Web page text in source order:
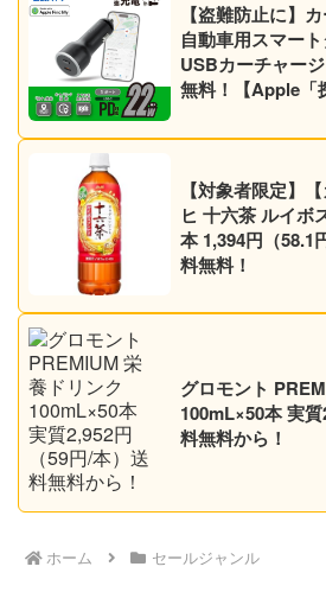
【盗難防止に】
自動車用スマー
USBカーチャー
無料！【Apple「
【対象者限定】
ヒ 十六茶 ルイボ
本 1,394円（58.1円/本）プライム会員送
料無料！
グロモント
100mL×50本 実
料無料から！
ホーム セールジャンル